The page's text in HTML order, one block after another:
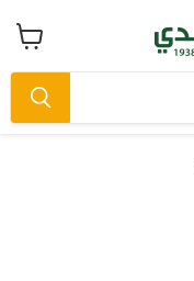
عرض
سلة